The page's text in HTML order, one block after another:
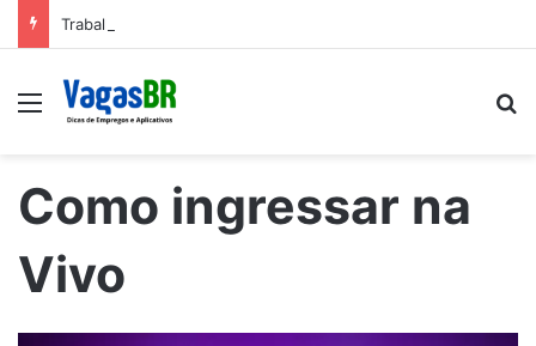
Trabalhe conosco: Vagas abertas na Petrobras
Menu
Como ingressar na
Vivo